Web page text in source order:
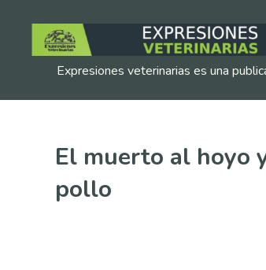
Expresiones veterinarias es una
El muerto al hoyo
pollo